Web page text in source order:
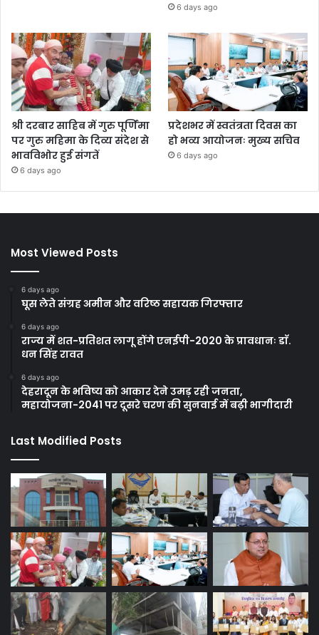
6 days ago
श्री दरबार साहिब में गुरु पूर्णिमा
पर गुरु महिमा के दिव्य संदेश से
भावविभोर हुई संगतें
6 days ago
प्रदेशभर में स्वतंत्रता दिवस का
हो भव्य आयोजनः मुख्य सचिव
6 days ago
Most Viewed Posts
6 days ago
घूस लेते संग्रह अमीन और वरिष्ठ सहायक गिरफ्तार
6 days ago
राज्य में शत-प्रतिशत लागू होंगे एनईपी-2020 के प्रावधानः डाॅ.
धन सिंह रावत
6 days ago
देहरादून के भविष्य को आकार देने उमड़ रही जनता,
महायोजना-2041 पर दूसरे चरण की सुनवाई में बढ़ी भागीदारी
Last Modified Posts